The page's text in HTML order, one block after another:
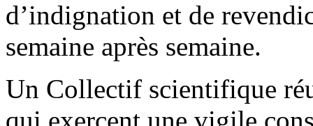
d’indignation et de
semaine après semaine.
Un Collectif scientifique